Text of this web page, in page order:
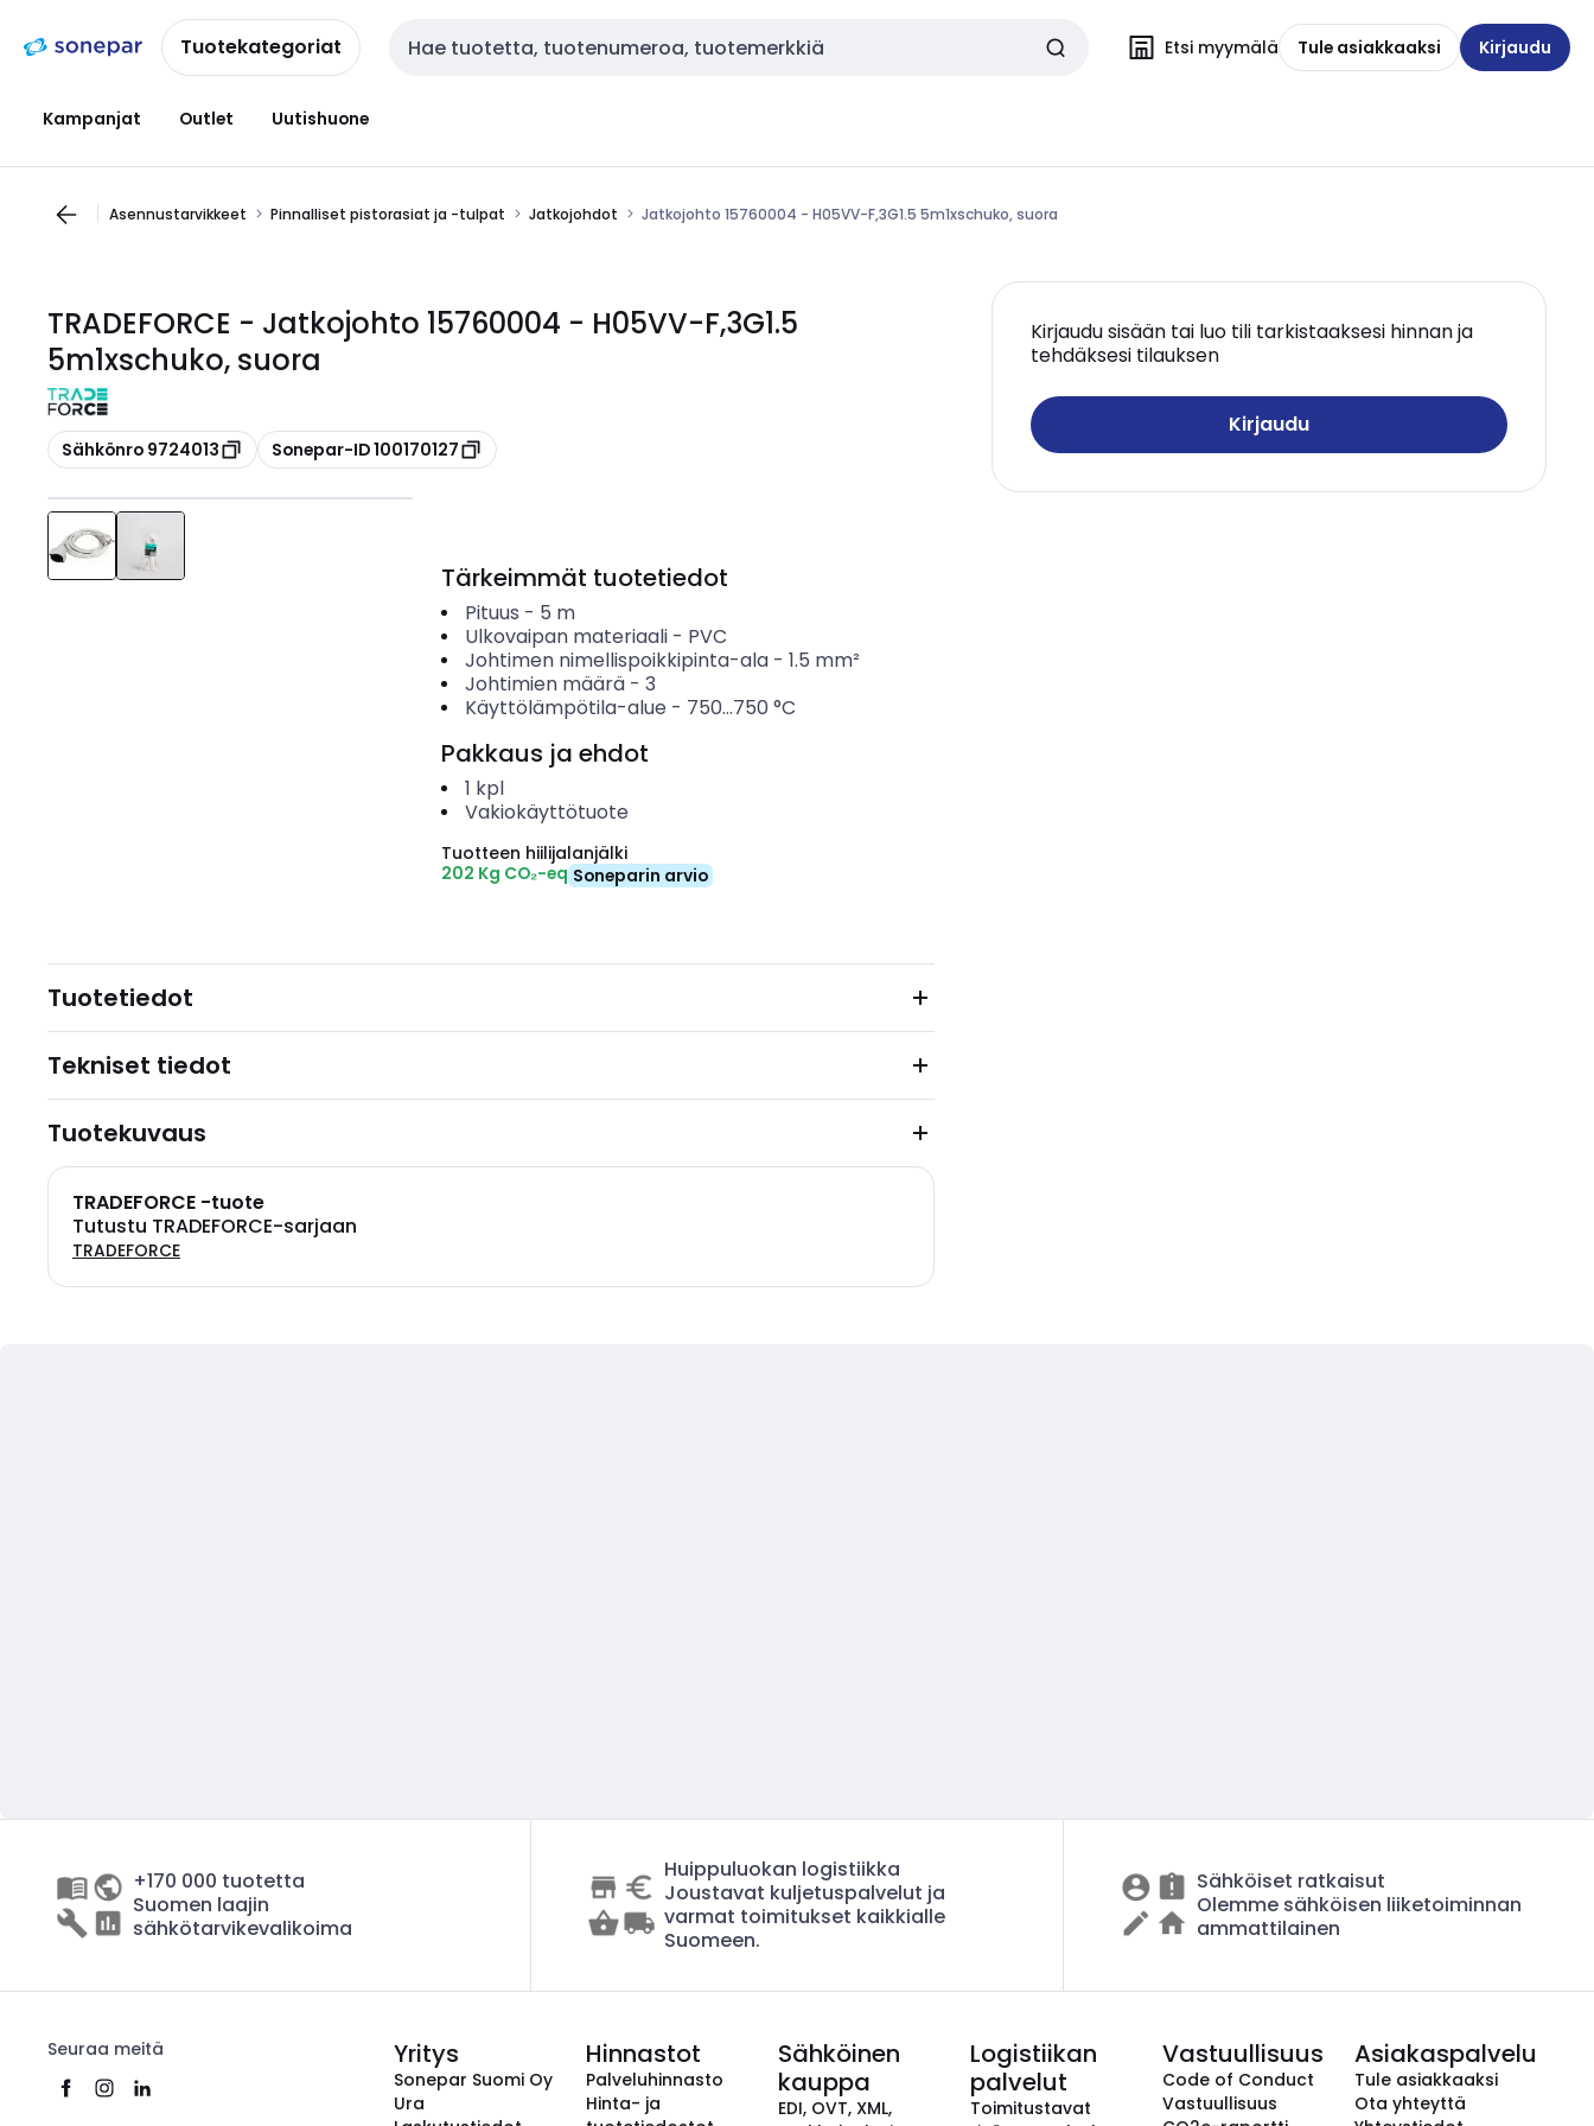
navigointiinsisältöönTuotekategoriat Haku Etsi myymälä Tule asiakkaaksi Kirjaudu
Kampanjat Outlet Uutishuone
Asennustarvikkeet Pinnalliset pistorasiat ja -tulpat Jatkojohdot Jatkojohto 15760004 - H05VV-F,3G1.5 5m1xschuko, suora
TRADEFORCE - Jatkojohto 15760004 - H05VV-F,3G1.5
5m1xschuko, suora
Kopioi
Sähkönro 9724013 Kopioi
Sonepar-ID 100170127
Kirjaudu sisään tai luo tili tarkistaaksesi hinnan ja
tehdäksesi tilauksen
Kirjaudu
Tärkeimmät tuotetiedot
Pituus - 5 m
Ulkovaipan materiaali- PVC
Johtimen nimellispoikkipinta-ala- 1.5 mm²
Johtimien määrä- 3
Käyttölämpötila-alue - 750...750 °C
Pakkaus ja ehdot
1 kpl
Vakiokäyttötuote
Tuotteen hiilijalanjälki
202 Kg CO₂-eq Soneparin arvio
Tuotetiedot
Tekniset tiedot
Tuotekuvaus
TRADEFORCE -tuote
Tutustu TRADEFORCE-sarjaan
TRADEFORCE
+170 000 tuotetta
Suomen laajin
sähkötarvikevalikoima
Huippuluokan logistiikka
Joustavat kuljetuspalvelut ja
varmat toimitukset kaikkialle
Suomeen.
Sähköiset ratkaisut
Olemme sähköisen liiketoiminnan
ammattilainen
Seuraa meitä Yritys
Sonepar Suomi Oy
Ura
Hinnastot
Palveluhinnasto
Hinta- ja
Sähköinen
kauppa
EDI, OVT, XML,
Logistiikan
palvelut
Toimitustavat
Vastuullisuus
Code of Conduct
Vastuullisuus
Asiakaspalvelu
Tule asiakkaaksi
Ota yhteyttä